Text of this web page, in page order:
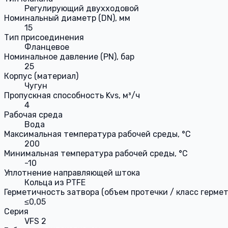
Регулирующий двухходовой
Номинальный диаметр (DN), мм
15
Тип присоединения
Фланцевое
Номинальное давление (PN), бар
25
Корпус (материал)
Чугун
Пропускная способность Kvs, м³/ч
4
Рабочая среда
Вода
Максимальная температура рабочей среды, °С
200
Минимальная температура рабочей среды, °С
-10
Уплотнение направляющей штока
Кольца из PTFE
Герметичность затвора (объем протечки / класс
≤0,05
Серия
VFS 2